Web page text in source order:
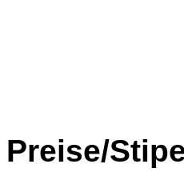
Preise/